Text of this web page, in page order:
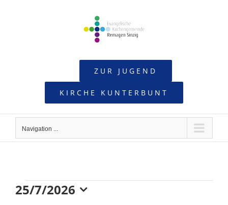
ZUR JUGEND
KIRCHE KUNTERBUNT
Navigation ...
Veranstaltungen
25/7/2026